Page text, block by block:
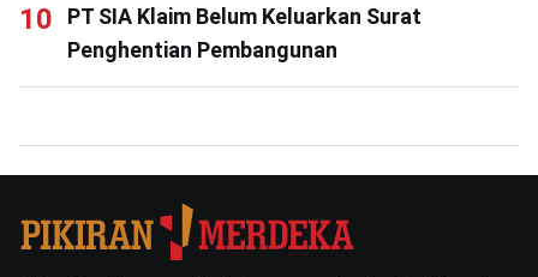
PT SIA Klaim Belum Keluarkan Surat
Penghentian Pembangunan